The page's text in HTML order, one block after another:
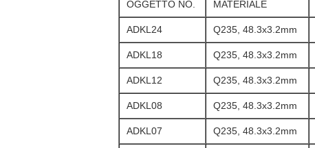
OGGETTO NO. MATERIALE
ADKL24 Q235, 48.3x3.2mm
ADKL18 Q235, 48.3x3.2mm
ADKL12 Q235, 48.3x3.2mm
ADKL08 Q235, 48.3x3.2mm
ADKL07 Q235, 48.3x3.2mm